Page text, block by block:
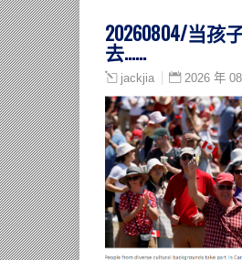
20260804/当孩
去……
jackjia 2026 年